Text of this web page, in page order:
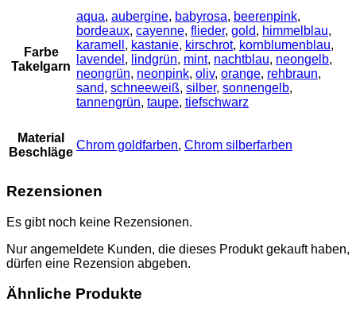
Farbe
Takelgarn
aqua, aubergine, babyrosa, beerenpink,
bordeaux, cayenne, flieder, gold, himmelblau,
karamell , kastanie, kirschrot, kornblumenblau,
lavendel , lindgrün, mint, nachtblau, neongelb,
neongrün, neonpink, oliv, orange, rehbraun,
sand, schneeweiß, silber, sonnengelb,
tannengrün, taupe, tiefschwarz
Material
Beschläge
Chrom goldfarben, Chrom silberfarben
Rezensionen
Es gibt noch keine Rezensionen.
Nur angemeldete Kunden, die dieses Produkt gekauft haben,
dürfen eine Rezension abgeben.
Ähnliche Produkte